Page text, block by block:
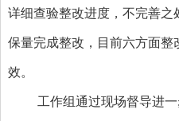
详细查验整改进度，不完善
保量完成整改，目前六方面
效。
工作组通过现场督导进